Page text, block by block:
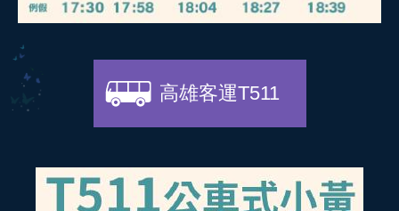
高雄客運T511